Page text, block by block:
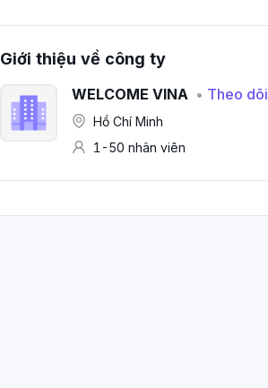
Giới thiệu về công ty
WELCOME VINA • Theo dõi
Hồ Chí Minh
1-50 nhân viên